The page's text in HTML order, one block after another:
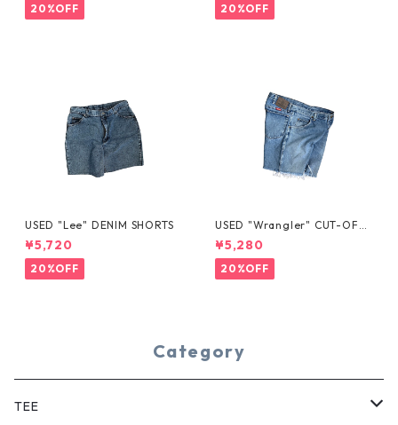
20%OFF 20%OFF
USED "Lee" DENIM SHORTS
¥5,720
20%OFF
USED "Wrangler" CUT-OFF
DENIM SHORTS
¥5,280
20%OFF
Category
TEE